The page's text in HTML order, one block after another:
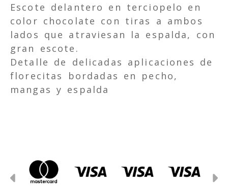
Escote delantero en terciopelo en
color chocolate con tiras a ambos
lados que atraviesan la espalda, con
gran escote.
Detalle de delicadas aplicaciones de
florecitas bordadas en pecho,
mangas y espalda
Anterior